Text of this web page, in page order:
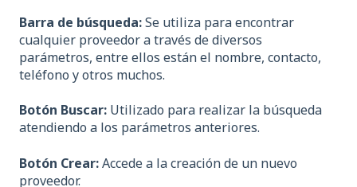
Barra de búsqueda:Se utiliza para encontrar
cualquier proveedor a través de diversos
parámetros, entre ellos están el nombre, contacto,
teléfono y otros muchos.
Botón Buscar: Utilizado para realizar la búsqueda
atendiendo a los parámetros anteriores.
Botón Crear:Accede a la creación de un nuevo
proveedor.